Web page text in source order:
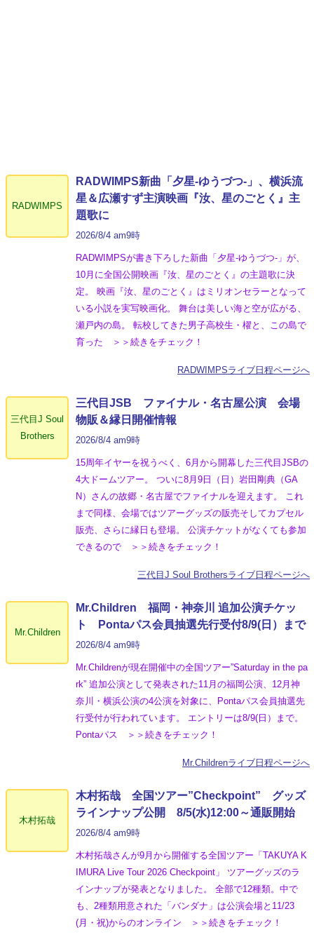
RADWIMPS
RADWIMPS新曲「夕星-ゆうづつ-」、横浜流
星＆広瀬すず主演映画『汝、星のごとく』主
題歌に
2026/8/4 am9時
RADWIMPSが書き下ろした新曲「夕星-ゆうづつ-」が、
10月に全国公開映画『汝、星のごとく』の主題歌に決
定。 映画『汝、星のごとく』はミリオンセラーとなって
いる小説を実写映画化。 舞台は美しい海と空が広がる、
瀬戸内の島。 転校してきた男子高校生・櫂と、この島で
育った ＞＞続きをチェック！
RADWIMPSライブ日程ページへ
三代目J Soul
Brothers
三代目JSB ファイナル・名古屋公演 会場
物販＆縁日開催情報
2026/8/4 am9時
15周年イヤーを祝うべく、6月から開幕した三代目JSBの
4大ドームツアー。 ついに8月9日（日）岩田剛典（GA
N）さんの故郷・名古屋でファイナルを迎えます。 これ
まで同様、会場ではツアーグッズの販売そしてカプセル
販売、さらに縁日も登場。 公演チケットがなくても参加
できるので ＞＞続きをチェック！
三代目J Soul Brothersライブ日程ページへ
Mr.Children
Mr.Children 福岡・神奈川 追加公演チケッ
ト Pontaパス会員抽選先行受付8/9(日）まで
2026/8/4 am9時
Mr.Childrenが現在開催中の全国ツアー”Saturday in the pa
rk” 追加公演として発表された11月の福岡公演、12月神
奈川・横浜公演の4公演を対象に、Pontaパス会員抽選先
行受付が行われています。 エントリーは8/9(日）まで。
Pontaパス ＞＞続きをチェック！
Mr.Childrenライブ日程ページへ
木村拓哉
木村拓哉 全国ツアー”Checkpoint” グッズ
ラインナップ公開 8/5(水)12:00～通販開始
2026/8/4 am9時
木村拓哉さんが9月から開催する全国ツアー「TAKUYA K
IMURA Live Tour 2026 Checkpoint」 ツアーグッズのラ
インナップが発表となりました。 全部で12種類。中で
も、2種類用意された「バンダナ」は公演会場と11/23
(月・祝)からのオンライン ＞＞続きをチェック！